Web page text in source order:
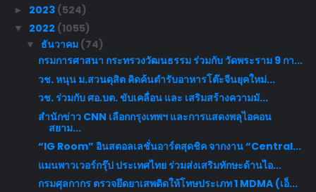
► 2023 (524)
▼ 2022 (1055)
▼ ธันวาคม (74)
กรมการศาสนา กระทรวงวัฒนธรรม ร่วมกับ วัดพระราม 9 กา...
วช. หนุน ม.สวนดุสิต คิดค้นตำรับอาหารโต๊ะจีนยุคใหม่...
วช. ร่วมกับ ศอ.บต. ขับเคลื่อน และ เสริมสร้างความมั...
สำนักข่าว CNN เลือกกรุงเทพฯ และการแสดงพลุไอคอน
สยาม...
“IG Room” อินสตอลเลชั่นอาร์ตสุดชิค จากงาน “Central...
แมนพาวเวอร์กรุ๊ป ประเทศไทย ร่วมส่งเสริมทักษะด้านไอ...
กรมศุลกากร ตรวจยึดยาเสพติดให้โทษประเภท 1 MDMA (เอ็...